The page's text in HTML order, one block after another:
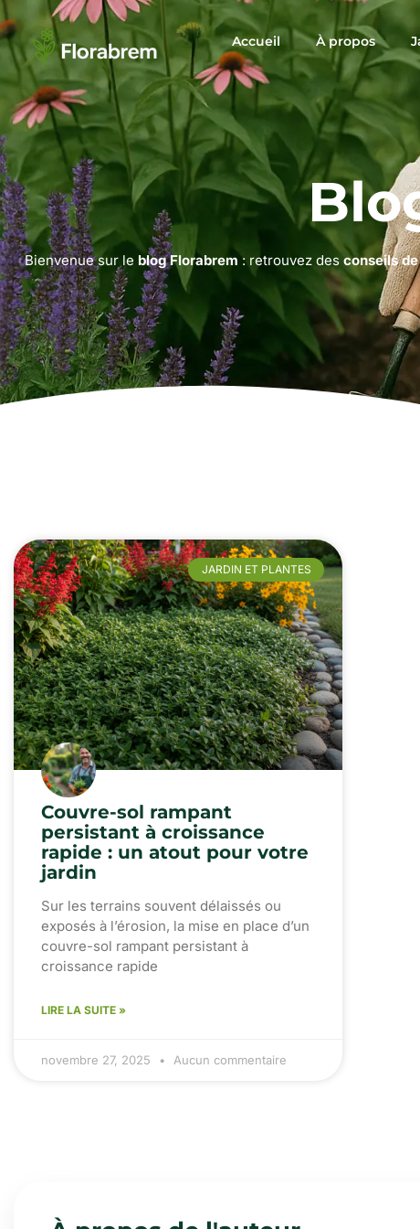
Accueil À propos
Bienvenue sur le blog Florabrem : retrouvez des conseils
JARDIN ET PLANTES
Couvre-sol rampant
persistant à croissance
rapide : un atout pour votre
jardin
Sur les terrains souvent délaissés ou
exposés à l’érosion, la mise en place d’un
couvre-sol rampant persistant à
croissance rapide
LIRE LA SUITE »
novembre 27, 2025 Aucun commentaire